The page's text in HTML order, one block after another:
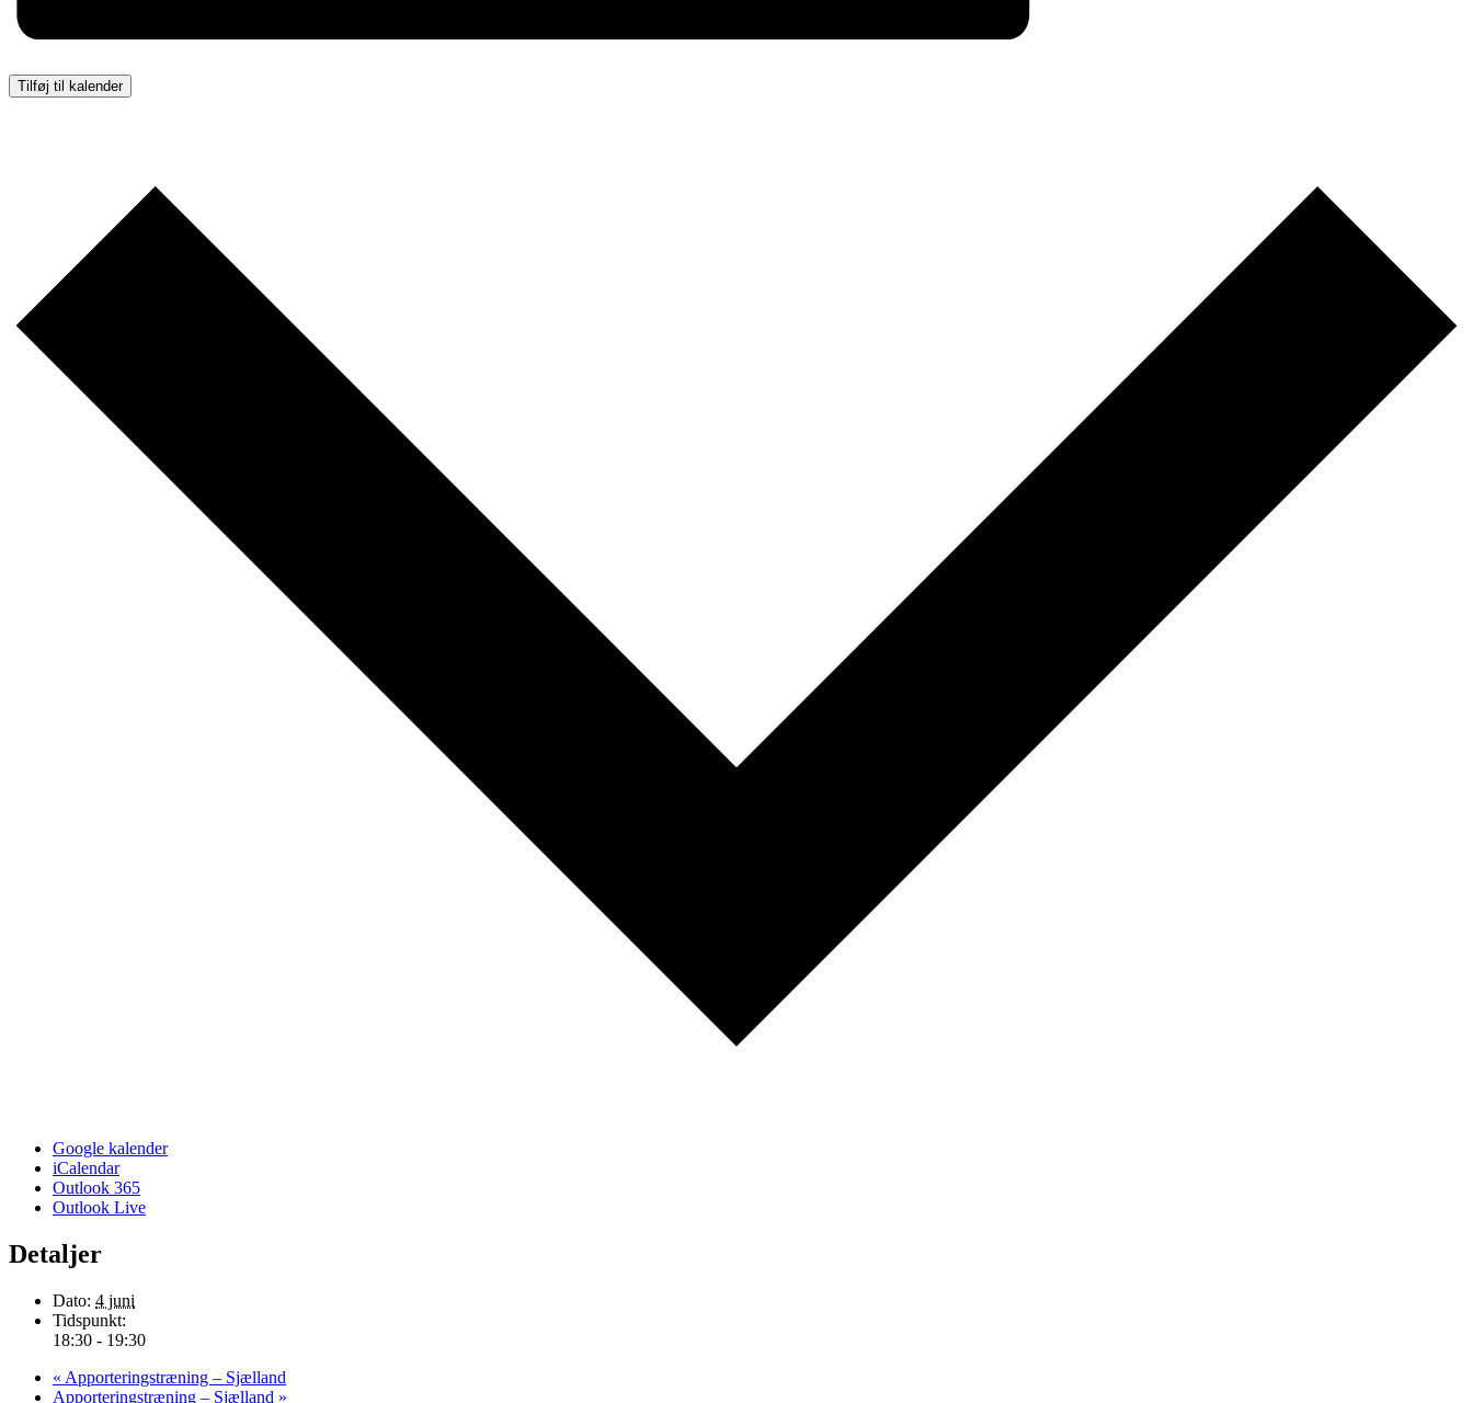
Tilføj til kalender
Google kalender
iCalendar
Outlook 365
Outlook Live
Detaljer
Dato: 4 juni
Tidspunkt:
18:30 - 19:30
« Apporteringstræning – Sjælland
Apporteringstræning – Sjælland »